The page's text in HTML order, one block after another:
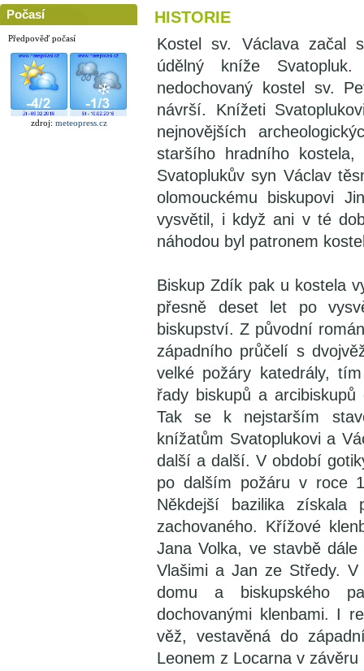
Počasí
Předpověď počasí
zdroj: meteopress.cz
HISTORIE
Kostel sv. Václava začal
údělný kníže
nedochovaný kostel sv.
návrší. Knížeti
nejnovějších
staršího hradního
Svatoplukův syn Václav
olomouckému biskupovi
vysvětil, i když ani v té
náhodou byl patronem
Biskup Zdík pak u kostela
přesně deset let po
biskupství. Z původní
západního průčelí s
velké požáry katedrály,
řady biskupů a
Tak se k nejstarším
knížatům Svatoplukovi a
další a další. V období
po dalším požáru v roce
Někdejší bazilika získala
zachovaného. Křížové
Jana Volka, ve stavbě
Vlašimi a Jan ze Středy.
domu a biskupského
dochovanými klenbami. I
věž, vestavěná do
Leonem z Locarna v